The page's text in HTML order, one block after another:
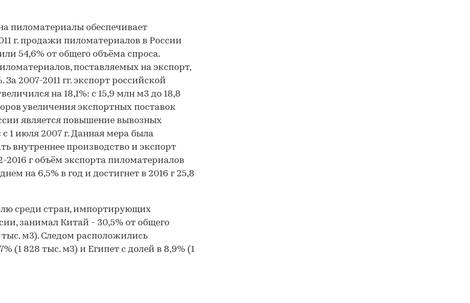
пиломатериалы обеспечивает
г. продажи пиломатериалов в России
54,6% от общего объёма спроса.
поставляемых на экспорт,
За 2007-2011 гг. экспорт российской
на 18,1%: с 15,9 млн м3 до 18,8
увеличения экспортных поставок
является повышение вывозных
1 июля 2007 г. Данная мера была
внутреннее производство и экспорт
2016 г объём экспорта пиломатериалов
на 6,5% в год и достигнет в 2016 г 25,8
среди стран, импортирующих
занимал Китай - 30,5% от общего
тыс. м3). Следом расположились
(1 828 тыс. м3) и Египет с долей в 8,9% (1